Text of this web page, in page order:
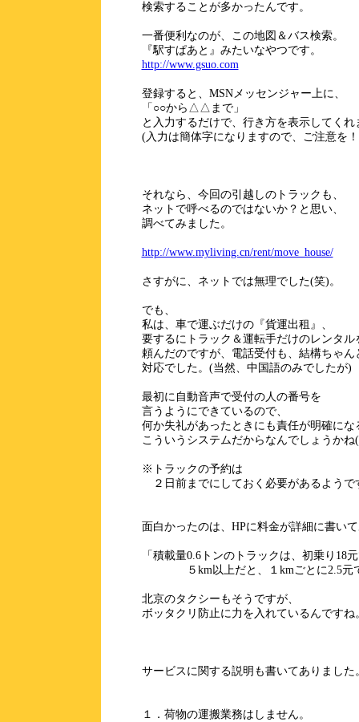
検索することが多かったんです。
一番便利なのが、この地図＆バス検索。
『駅すぱあと』みたいなやつです。
http://www.gsuo.com
登録すると、MSNメッセンジャー上に、
「○○から△△まで」
と入力するだけで、行き方を表示してくれ
(入力は簡体字になりますので、ご注意を
それなら、今回の引越しのトラックも、
ネットで呼べるのではないか？と思い、
調べてみました。
http://www.myliving.cn/rent/move_house/
さすがに、ネットでは無理でした(笑)。
でも、
私は、車で運ぶだけの『貨運出租』、
要するにトラック＆運転手だけのレンタル
頼んだのですが、電話受付も、結構ちゃん
対応でした。(当然、中国語のみでしたが)
最初に自動音声で受付の人の番号を
言うようにできているので、
何か失礼があったときにも責任が明確にな
こういうシステムだからなんでしょうかね
※トラックの予約は
２日前までにしておく必要があるようで
面白かったのは、HPに料金が詳細に書い
「積載量0.6トンのトラックは、初乗り18
５km以上だと、１kmごとに2.5元
北京のタクシーもそうですが、
ボッタクリ防止に力を入れているんですね
サービスに関する説明も書いてありました
１．荷物の運搬業務はしません。